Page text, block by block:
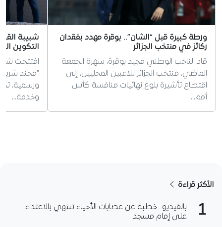
ورطة كبيرة قبل “الشان”.. بوقرة مهدد بفقدان
ركائز في منتخب الجزائر
قاد الناخب الوطني مجيد بوقرة، سهرة الجمعة
الماضي، منتخب الجزائر للاعبين المحليين، إلى
اقتطاع تأشيرة بلوغ نهائيات منافسة كأس
أمم…
شبيبة
التكوين
افتتحت
"محند
ورسمية،
وخدمة…
الأكثر قراءة
1
بالفيديو.. خطبة عن عصابات الأحياء تنتهي بالاعتداء
على إمام مسجد